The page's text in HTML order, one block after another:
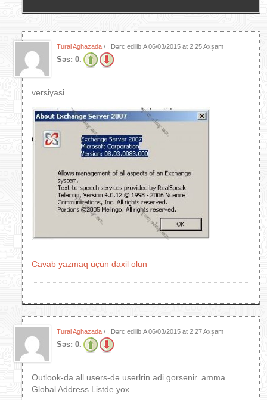
Tural Aghazada / . Dərc edilib:A06/03/2015 at 2:25 Axşam
Səs: 0.
versiyasi
Cavab yazmaq üçün daxil olun
Tural Aghazada / . Dərc edilib:A06/03/2015 at 2:27 Axşam
Səs: 0.
Outlook-da all users-də userlrin adi gorsenir. amma
Global Address Listde yox.